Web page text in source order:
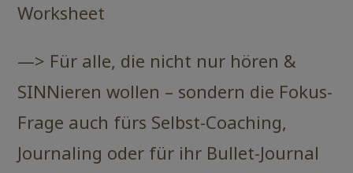
Worksheet
—> Für alle, die nicht nur hören &
SINNieren wollen – sondern die Fokus-
Frage auch fürs Selbst-Coaching,
Journaling oder für ihr Bullet-Journal